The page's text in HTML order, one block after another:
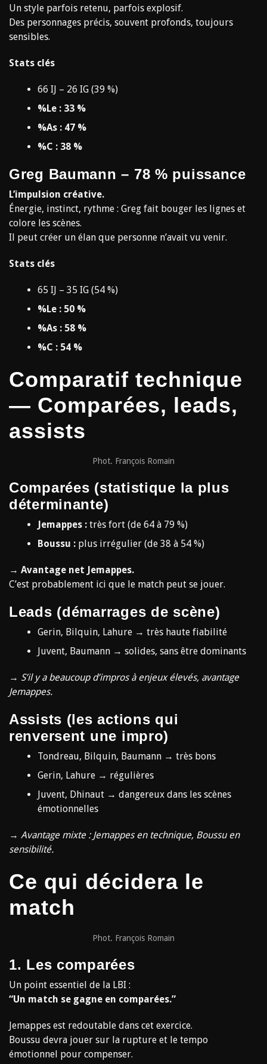
Un style parfois retenu, parfois explosif.
Des personnages précis, souvent profonds, toujours
sensibles.
Stats clés
66 IJ – 26 IG (39 %)
%Le : 33 %
%As : 47 %
%C : 38 %
Greg Baumann – 78 % puissance
L’impulsion créative.
Énergie, instinct, rythme : Greg fait bouger les lignes et
colore les scènes.
Il peut créer un élan que personne n’avait vu venir.
Stats clés
65 IJ – 35 IG (54 %)
%Le : 50 %
%As : 58 %
%C : 54 %
Comparatif technique
— Comparées, leads,
assists
Phot. François Romain
Comparées (statistique la plus
déterminante)
Jemappes : très fort (de 64 à 79 %)
Boussu : plus irrégulier (de 38 à 54 %)
→ Avantage net Jemappes.
C’est probablement ici que le match peut se jouer.
Leads (démarrages de scène)
Gerin, Bilquin, Lahure → très haute fiabilité
Juvent, Baumann → solides, sans être dominants
→ S’il y a beaucoup d’impros à enjeux élevés, avantage
Jemappes.
Assists (les actions qui
renversent une impro)
Tondreau, Bilquin, Baumann → très bons
Gerin, Lahure → régulières
Juvent, Dhinaut → dangereux dans les scènes
émotionnelles
→ Avantage mixte : Jemappes en technique, Boussu en
sensibilité.
Ce qui décidera le
match
Phot. François Romain
1. Les comparées
Un point essentiel de la LBI :
“Un match se gagne en comparées.”
Jemappes est redoutable dans cet exercice.
Boussu devra jouer sur la rupture et le tempo
émotionnel pour compenser.